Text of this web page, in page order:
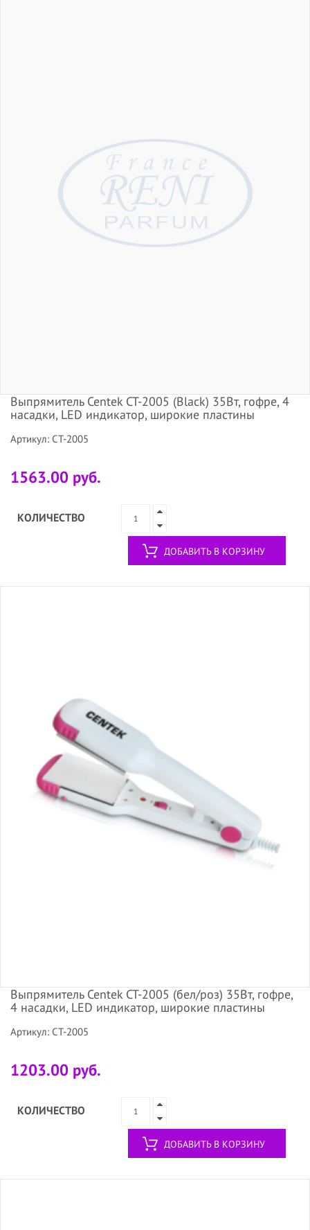
Выпрямитель Centek CT-2005 (Black) 35Вт, гофре, 4
насадки, LED индикатор, широкие пластины
Артикул: CT-2005
1563.00 руб.
КОЛИЧЕСТВО
ДОБАВИТЬ В КОРЗИНУ
Выпрямитель Centek CT-2005 (бел/роз) 35Вт, гофре,
4 насадки, LED индикатор, широкие пластины
Артикул: CT-2005
1203.00 руб.
КОЛИЧЕСТВО
ДОБАВИТЬ В КОРЗИНУ